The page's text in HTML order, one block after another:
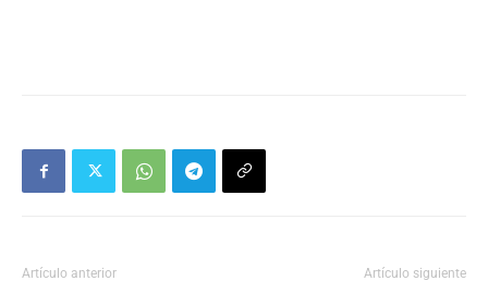
Artículo anterior Artículo siguiente